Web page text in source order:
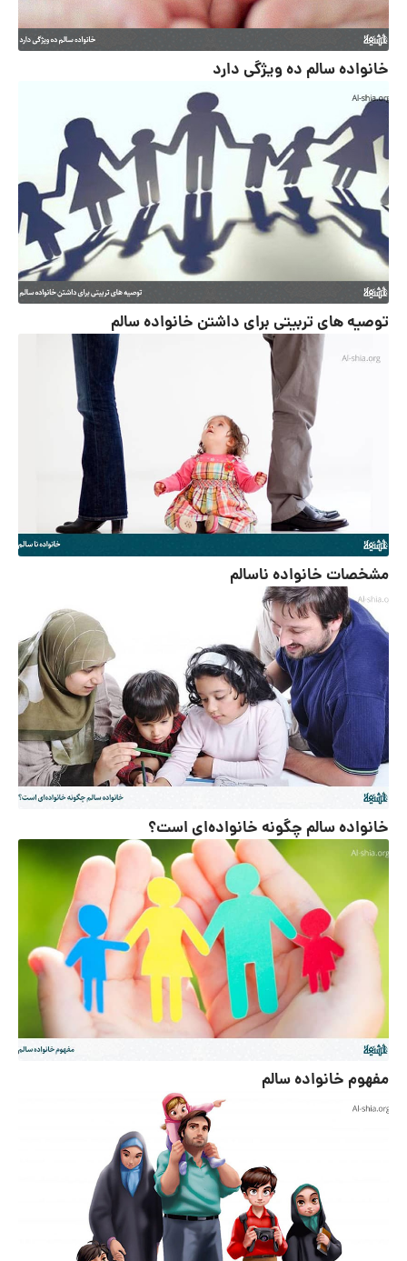
خانواده سالم ده ویژگی دارد
توصیه های تربیتی برای داشتن خانواده سالم
مشخصات خانواده ناسالم
خانواده سالم چگونه خانواده­‌ای است؟
مفهوم خانواده سالم